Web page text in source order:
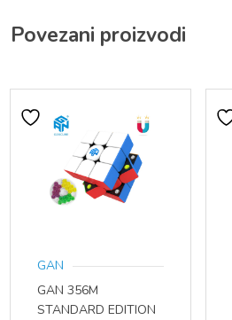
Povezani proizvodi
GAN
GAN 356M
STANDARD EDITION